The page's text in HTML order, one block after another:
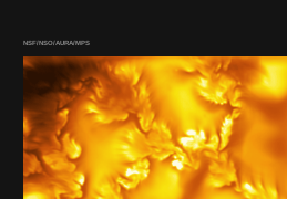
NSF/NSO/AURA/MPS